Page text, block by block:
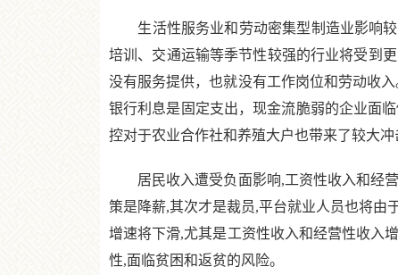
生活性服务业和劳动密集型制造业影响较
培训、交通运输等季节性较强的行业将受到
没有服务提供，也就没有工作岗位和劳动收
银行利息是固定支出，现金流脆弱的企业面
控对于农业合作社和养殖大户也带来了较大
居民收入遭受负面影响,工资性收入和经营
策是降薪,其次才是裁员,平台就业人员也将由
增速将下滑,尤其是工资性收入和经营性收入
性,面临贫困和返贫的风险。